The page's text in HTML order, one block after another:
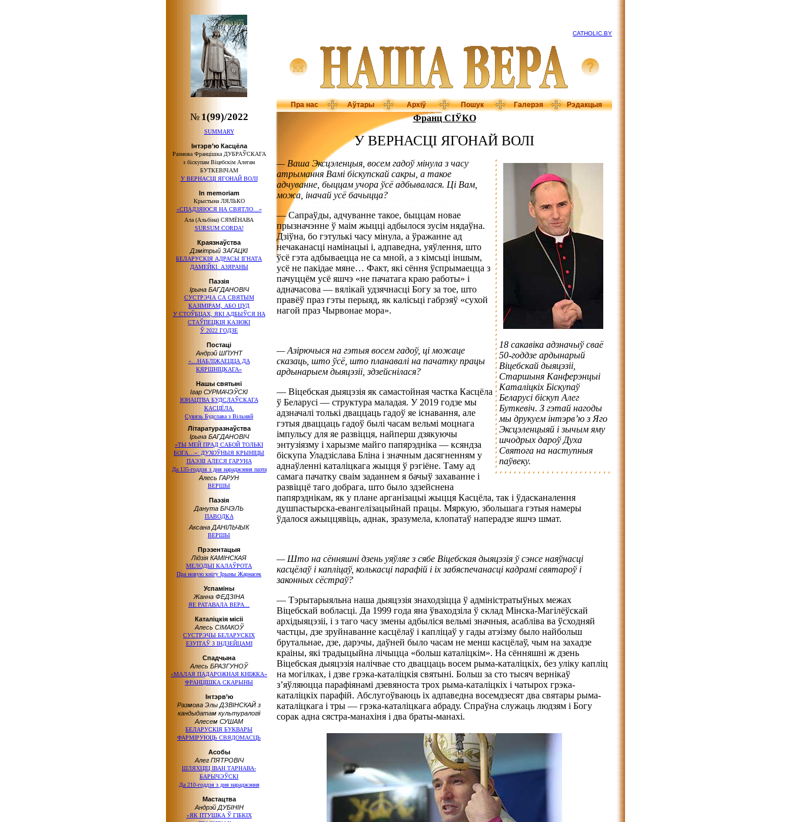
CATHOLIC.BY
Пра нас Аўтары Архіў Пошук Галерэя Рэдакцыя
№ 1(99)/2022
SUMMARY
Інтэрв’ю Касцёла
Размова Францішка ДУБРАЎСКАГА
з біскупам Віцебскім Алегам
БУТКЕВІЧАМ
У ВЕРНАСЦІ ЯГОНАЙ ВОЛІ
In memoriam
Крыстына ЛЯЛЬКО
«СПАДЗЯЮСЯ НА СВЯТЛО…»
Ала (Альбіна) СЯМЁНАВА
SURSUM CORDA!
Краязнаўства
Дзмітрый ЗАГАЦКІ
БЕЛАРУСКІЯ АДРАСЫ ІГНАТА
ДАМЕЙКІ. АЗЯРАНЫ
Паэзія
Ірына БАГДАНОВІЧ
СУСТРЭЧА СА СВЯТЫМ
КАЗІМІРАМ, АБО ЦУД
У СТОЎБЦАХ, ЯКІ АДБЫЎСЯ НА
СТАЎПЕЦКІЯ КАЗЮКІ
Ў 2022 ГОДЗЕ
Постаці
Андрэй ШПУНТ
«…НАБЛІЖАЕЦЦА ДА
КЯРШНІЦКАГА»
Нашы святыні
Ігар СУРМАЧЭЎСКІ
ЮНАЦТВА БУДСЛАЎСКАГА
КАСЦЁЛА.
Сувязь Будслава з Вільняй
Літаратуразнаўства
Ірына БАГДАНОВІЧ
«ТЫ МЕЙ ПРАД САБОЙ ТОЛЬКІ
БОГА…»: ДУХОЎНЫЯ КРЫНІЦЫ
ПАЭЗІІ АЛЕСЯ ГАРУНА
Да 135-годдзя з дня нараджэння паэта
Алесь ГАРУН
ВЕРШЫ
Паэзія
Данута БІЧЭЛЬ
ПАВОДКА
Аксана ДАНІЛЬЧЫК
ВЕРШЫ
Прэзентацыя
Лідзія КАМІНСКАЯ
МЕЛОДЫІ КАЛАЎРОТА
Пра новую кнігу Ірыны Жарнасек
Успаміны
Жанна ФЕДЗІНА
ЯЕ РАТАВАЛА ВЕРА...
Каталіцкія місіі
Алесь СІМАКОЎ
СУСТРЭЧЫ БЕЛАРУСКІХ
ЕЗУІТАЎ З ІНДЗЕЙЦАМІ
Спадчына
Алесь БРАЗГУНОЎ
«МАЛАЯ ПАДАРОЖНАЯ КНІЖКА»
ФРАНЦІШКА СКАРЫНЫ
Інтэрв’ю
Размова Элы ДЗВІНСКАЙ з
кандыдатам культуралогіі
Алесем СУШАМ
БЕЛАРУСКІЯ БУКВАРЫ
ФАРМІРУЮЦЬ СВЯДОМАСЦЬ
Асобы
Алег ПЯТРОВІЧ
ШЛЯХЦІЦ ІВАН ТАРНАВА-
БАРЫЧЭЎСКІ
Да 210-годдзя з дня нараджэння
Мастацтва
Андрэй ДУБІНІН
«ЯК ПТУШКА Ў ГІБКІХ
Франц СІЎКО
У ВЕРНАСЦІ ЯГОНАЙ ВОЛІ
18 сакавіка адзначыў сваё
50-годдзе ардынарый
Віцебскай дыяцэзіі,
Старшыня Канферэнцыі
Каталіцкіх Біскупаў
Беларусі біскуп Алег
Буткевіч. З гэтай нагоды
мы друкуем інтэрв’ю з Яго
Эксцэленцыяй і зычым яму
шчодрых дароў Духа
Святога на наступныя
паўвеку.
— Ваша Эксцэленцыя, восем гадоў мінула з часу
атрымання Вамі біскупскай сакры, а такое
адчуванне, быццам учора ўсё адбывалася. Ці Вам,
можа, іначай усё бачыцца?
— Сапраўды, адчуванне такое, быццам новае
прызначэнне ў маім жыцці адбылося зусім нядаўна.
Дзіўна, бо гэтулькі часу мінула, а ўражанне ад
нечаканасці намінацыі і, адпаведна, уяўлення, што
ўсё гэта адбываецца не са мной, а з кімсьці іншым,
усё не пакідае мяне… Факт, які сёння ўспрымаецца з
пачуццём усё яшчэ «не пачатага краю работы» і
адначасова — вялікай удзячнасці Богу за тое, што
правёў праз гэты перыяд, як калісьці габрэяў «сухой
нагой праз Чырвонае мора».
— Азірючыся на гэтыя восем гадоў, ці можаце
сказаць, што ўсё, што планавалі на пачатку працы
ардынарыем дыяцэзіі, здзейснілася?
— Віцебская дыяцэзія як самастойная частка Касцёла
ў Беларусі — структура маладая. У 2019 годзе мы
адзначалі толькі дваццаць гадоў яе існавання, але
гэтыя дваццаць гадоў былі часам вельмі моцнага
імпульсу для яе развіцця, найперш дзякуючы
энтузіязму і харызме майго папярэдніка — ксяндза
біскупа Уладзіслава Бліна і значным дасягненням у
аднаўленні каталіцкага жыцця ў рэгіёне. Таму ад
самага пачатку сваім заданнем я бачыў захаванне і
развіццё таго добрага, што было здзейснена
папярэднікам, як у плане арганізацыі жыцця Касцёла, так і ўдасканалення
душпастырска-евангелізацыйнай працы. Мяркую, збольшага гэтыя намеры
ўдалося ажыццявіць, аднак, зразумела, клопатаў наперадзе яшчэ шмат.
— Што на сённяшні дзень уяўляе з сябе Віцебская дыяцэзія ў сэнсе наяўнасці
касцёлаў і капліцаў, колькасці парафій і іх забяспечанасці кадрамі святароў і
законных сёстраў?
— Тэрытарыяльна наша дыяцэзія знаходзіцца ў адміністратыўных межах
Віцебскай вобласці. Да 1999 года яна ўваходзіла ў склад Мінска-Магілёўскай
архідыяцэзіі, і з таго часу змены адбыліся вельмі значныя, асабліва ва ўсходняй
частцы, дзе зруйнаванне касцёлаў і капліцаў у гады атэізму было найбольш
брутальнае, дзе, дарэчы, даўней было часам не менш касцёлаў, чым на захадзе
краіны, які традыцыйна лічыцца «больш каталіцкім». На сённяшні ж дзень
Віцебская дыяцэзія налічвае сто дваццаць восем рыма-каталіцкіх, без уліку капліц
на могілках, і дзве грэка-каталіцкія святыні. Больш за сто тысяч вернікаў
з’яўляюцца парафіянамі дзевяноста трох рыма-каталіцкіх і чатырох грэка-
каталіцкіх парафій. Абслугоўваюць іх адпаведна восемдзесят два святары рыма-
каталіцкага і тры — грэка-каталіцкага абраду. Спраўна служаць людзям і Богу
сорак адна сястра-манахіня і два браты-манахі.